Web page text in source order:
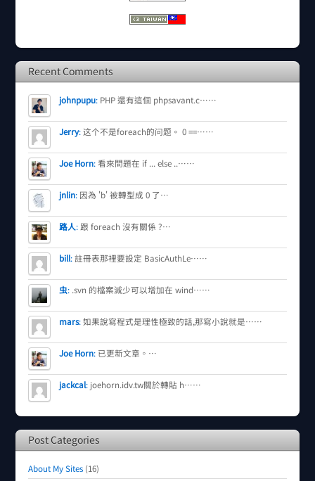
Recent Comments
johnpupu: PHP 還有這個 phpsavant.c……
Jerry:这个不是foreach的问题。 0 ==……
Joe Horn:看來問題在 if ... else ..……
jnlin: 因為 'b' 被轉型成 0 了…
路人: 跟 foreach 沒有關係 ?…
bill:註冊表那裡要設定 BasicAuthLe……
虫: .svn 的檔案減少可以增加在 wind……
mars:如果說寫程式是理性極致的話,那寫小說就是……
Joe Horn: 已更新文章。…
jackcal: joehorn.idv.tw關於轉貼 h……
Post Categories
About My Sites (16)